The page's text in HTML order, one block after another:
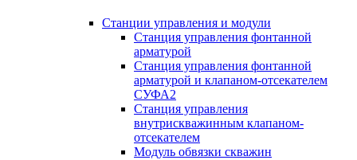
Станции управления и модули
Станция управления фонтанной
арматурой
Станция управления фонтанной
арматурой и клапаном-отсекателем
СУФА2
Станция управления
внутрискважинным клапаном-
отсекателем
Модуль обвязки скважин